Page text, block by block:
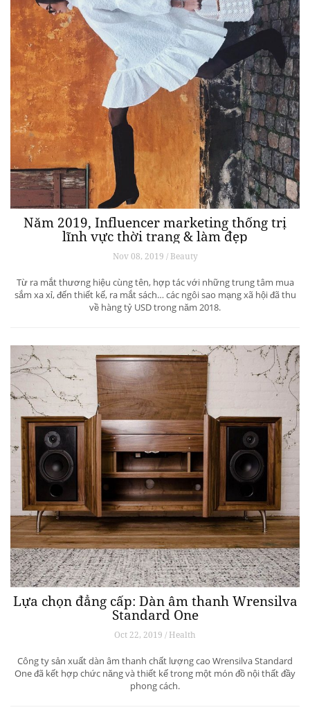
Năm 2019, Influencer marketing thống trị
lĩnh vực thời trang & làm đẹp
Nov 08, 2019 / Beauty
Từ ra mắt thương hiệu cùng tên, hợp tác với những trung tâm mua
sắm xa xỉ, đến thiết kế, ra mắt sách… các ngôi sao mạng xã hội đã thu
về hàng tỷ USD trong năm 2018.
Lựa chọn đẳng cấp: Dàn âm thanh Wrensilva
Standard One
Oct 22, 2019 / Health
Công ty sản xuất dàn âm thanh chất lượng cao Wrensilva Standard
One đã kết hợp chức năng và thiết kế trong một món đồ nội thất đầy
phong cách.